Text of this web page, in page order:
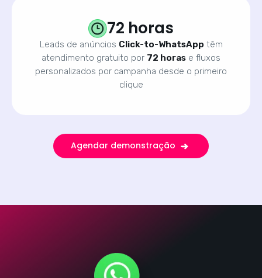
72 horas
Leads de anúncios Click-to-WhatsApp têm
atendimento gratuito por 72 horas e fluxos
personalizados por campanha desde o primeiro
clique
Agendar demonstração